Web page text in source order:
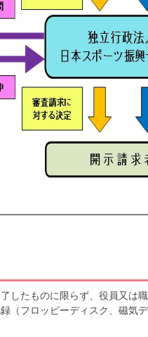
したものに限らず、役員又は
（フロッピーディスク、磁気